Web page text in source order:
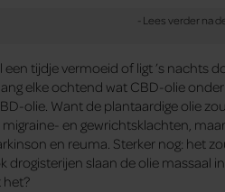
een tijdje vermoeid of ligt ’s nachts
elke ochtend wat CBD-olie
olie. Want de plantaardige olie
en gewrichtsklachten,
en reuma. Sterker nog: het
drogisterijen slaan de olie massaal
het?